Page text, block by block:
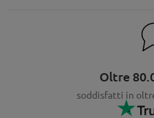
Oltre
soddisfatti in